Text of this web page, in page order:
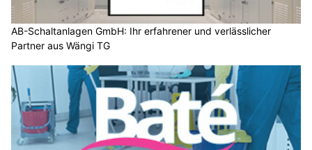
AB-Schaltanlagen GmbH: Ihr erfahrener und verlässlicher
Partner aus Wängi TG